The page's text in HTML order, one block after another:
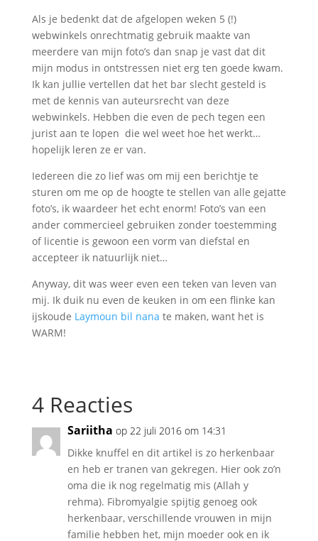
Als je bedenkt dat de afgelopen weken 5 (!)
webwinkels onrechtmatig gebruik maakte van
meerdere van mijn foto’s dan snap je vast dat dit
mijn modus in ontstressen niet erg ten goede kwam.
Ik kan jullie vertellen dat het bar slecht gesteld is
met de kennis van auteursrecht van deze
webwinkels. Hebben die even de pech tegen een
jurist aan te lopen die wel weet hoe het werkt…
hopelijk leren ze er van.
Iedereen die zo lief was om mij een berichtje te
sturen om me op de hoogte te stellen van alle gejatte
foto’s, ik waardeer het echt enorm! Foto’s van een
ander commercieel gebruiken zonder toestemming
of licentie is gewoon een vorm van diefstal en
accepteer ik natuurlijk niet…
Anyway, dit was weer even een teken van leven van
mij. Ik duik nu even de keuken in om een flinke kan
ijskoude Laymoun bil nana te maken, want het is
WARM!
4 Reacties
Sariitha op 22 juli 2016 om 14:31
Dikke knuffel en dit artikel is zo herkenbaar
en heb er tranen van gekregen. Hier ook zo’n
oma die ik nog regelmatig mis (Allah y
rehma). Fibromyalgie spijtig genoeg ook
herkenbaar, verschillende vrouwen in mijn
familie hebben het, mijn moeder ook en ik